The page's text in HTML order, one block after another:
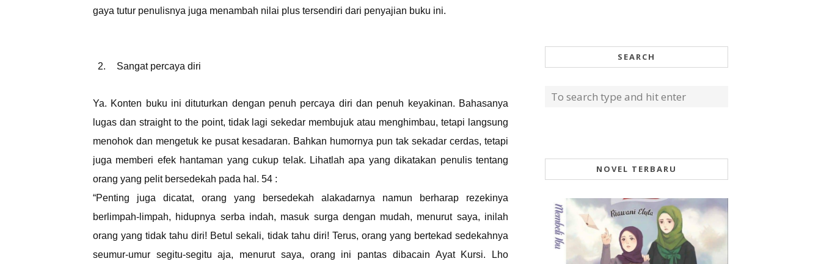
gaya tutur penulisnya juga menambah nilai plus tersendiri dari penyajian buku ini.
2. Sangat percaya diri
Ya. Konten buku ini dituturkan dengan penuh percaya diri dan penuh keyakinan. Bahasanya
lugas dan straight to the point, tidak lagi sekedar membujuk atau menghimbau, tetapi langsung
menohok dan mengetuk ke pusat kesadaran. Bahkan humornya pun tak sekadar cerdas, tetapi
juga memberi efek hantaman yang cukup telak. Lihatlah apa yang dikatakan penulis tentang
orang yang pelit bersedekah pada hal. 54 :
“Penting juga dicatat, orang yang bersedekah alakadarnya namun berharap rezekinya
berlimpah-limpah, hidupnya serba indah, masuk surga dengan mudah, menurut saya, inilah
orang yang tidak tahu diri! Betul sekali, tidak tahu diri! Terus, orang yang bertekad sedekahnya
seumur-umur segitu-segitu aja, menurut saya, orang ini pantas dibacain Ayat Kursi. Lho
SEARCH
NOVEL TERBARU